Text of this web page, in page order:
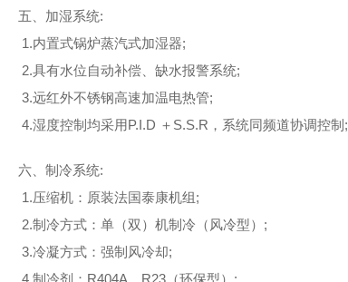
五、加湿系统:
1.内置式锅炉蒸汽式加湿器;
2.具有水位自动补偿、缺水报警系统;
3.远红外不锈钢高速加温电热管;
4.湿度控制均采用P.I.D ＋S.S.R，系统同频道协调控制;
六、制冷系统:
1.压缩机：原装法国泰康机组;
2.制冷方式：单（双）机制冷（风冷型）;
3.冷凝方式：强制风冷却;
4.制冷剂：R404A、R23（环保型）;